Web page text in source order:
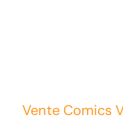
Vente Comics